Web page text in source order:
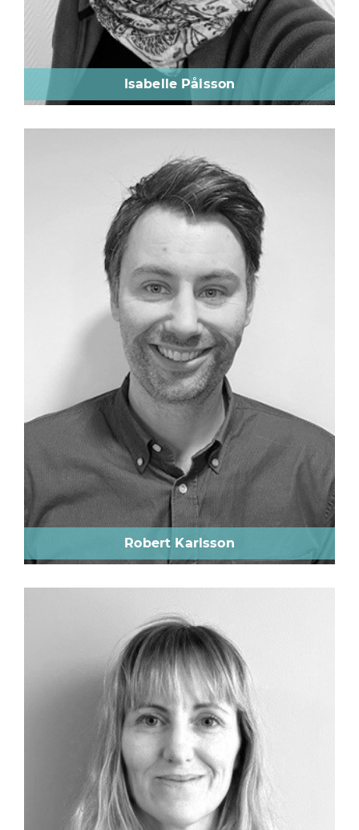
Isabelle Pålsson
Robert Karlsson